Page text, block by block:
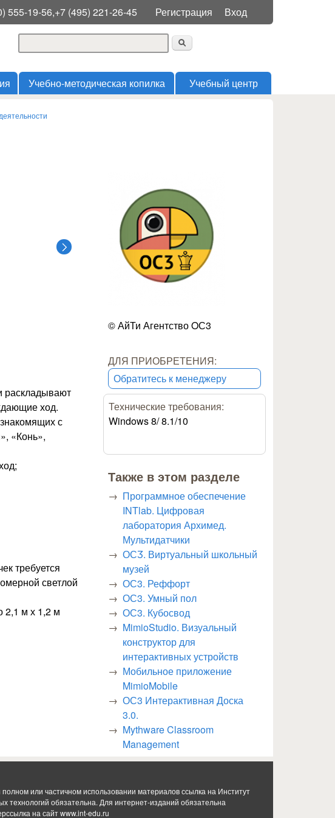
Меню пользователя
Регистрация Вход
555-19-56,+7 (495) 221-26-45
Форма поиска
Учебно-методическая копилка Учебный центр
раскладывают
ход.
с
«Конь»,
требуется
светлой
2,1 м х 1,2 м
© АйТи Агентство OС3
ДЛЯ ПРИОБРЕТЕНИЯ:
Обратитесь к менеджеру
Технические требования:
Windows 8/ 8.1/10
Также в этом разделе
Программное обеспечение
INTlab. Цифровая
лаборатория Архимед.
Мультидатчики
ОСӠ. Виртуальный школьный
музей
ОС3. Реффорт
ОС3. Умный пол
ОС3. Кубосвод
MimioStudio. Визуальный
конструктор для
интерактивных устройств
Мобильное приложение
MimioMobile
ОС3 Интерактивная Доска
3.0.
Mythware Classroom
Management
или частичном использовании материалов ссылка на Институт
технологий обязательна. Для интернет-изданий обязательна
на сайтwww.int-edu.ru